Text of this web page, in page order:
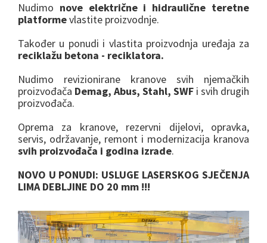
Nudimo nove električne i hidraulične teretne
platformevlastite proizvodnje.
Također u ponudi i vlastita proizvodnja uređaja za
reciklažu betona - reciklatora.
Nudimo revizionirane kranove svih njemačkih
proizvođača Demag, Abus, Stahl, SWF i svih drugih
proizvođača.
Oprema za kranove, rezervni dijelovi, opravka,
servis, održavanje, remont i modernizacija kranova
svih proizvođača i godina izrade.
NOVO U PONUDI: USLUGE LASERSKOG SJEČENJA
LIMA DEBLJINE DO 20 mm !!!